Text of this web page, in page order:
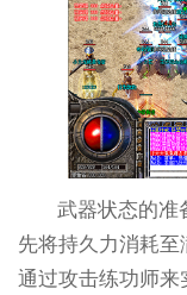
武器状态的准
先将持久力消耗
通过攻击练功师